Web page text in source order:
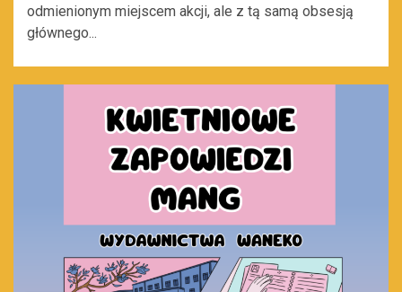
odmienionym miejscem akcji, ale z tą samą obsesją
głównego...